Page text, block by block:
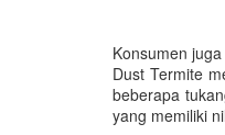
Konsumen
Dust Termite
beberapa
yang memiliki